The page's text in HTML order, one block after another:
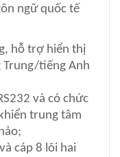
ngữ quốc tế
hỗ trợ hiển thị
Trung/tiếng Anh
và có chức
trung tâm
cáp 8 lõi hai